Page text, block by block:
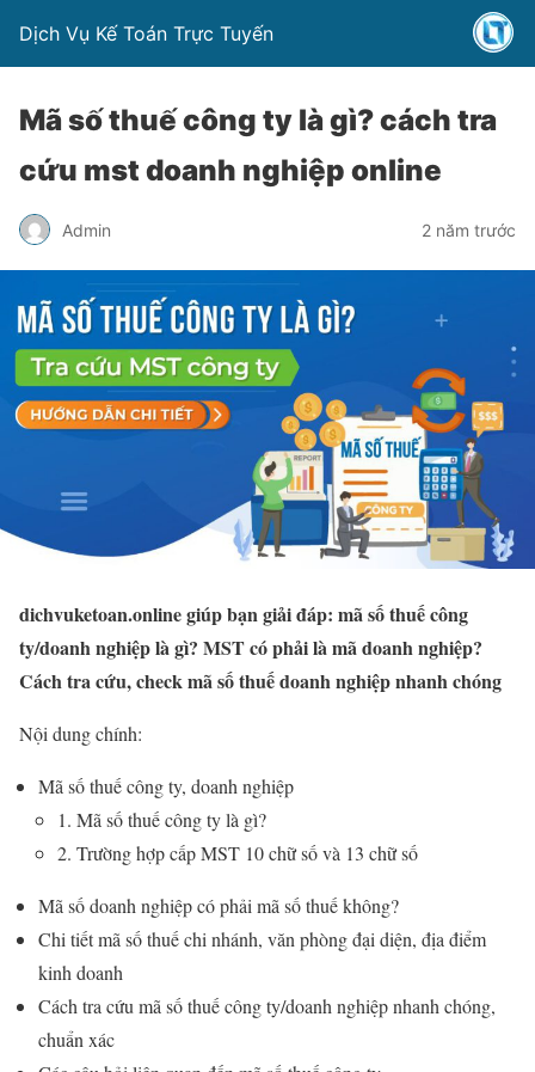
Dịch Vụ Kế Toán Trực Tuyến
Mã số thuế công ty là gì? cách tra
cứu mst doanh nghiệp online
Admin 2 năm trước
dichvuketoan.online giúp bạn giải đáp: mã số thuế công
ty/doanh nghiệp là gì? MST có phải là mã doanh nghiệp?
Cách tra cứu, check mã số thuế doanh nghiệp nhanh chóng
Nội dung chính:
Mã số thuế công ty, doanh nghiệp
1. Mã số thuế công ty là gì?
2. Trường hợp cấp MST 10 chữ số và 13 chữ số
Mã số doanh nghiệp có phải mã số thuế không?
Chi tiết mã số thuế chi nhánh, văn phòng đại diện, địa điểm
kinh doanh
Cách tra cứu mã số thuế công ty/doanh nghiệp nhanh chóng,
chuẩn xác